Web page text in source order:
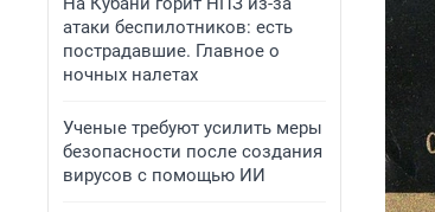
атаки беспилотников: есть
пострадавшие. Главное о
ночных налетах
Ученые требуют усилить меры
безопасности после создания
вирусов с помощью ИИ